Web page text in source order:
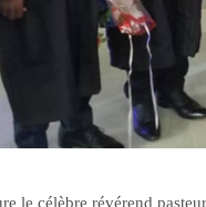
le célèbre révérend